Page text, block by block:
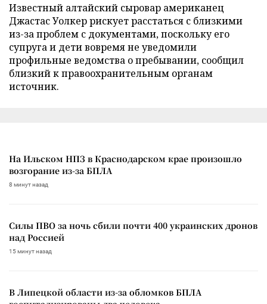
Известный алтайский сыровар американец
Джастас Уолкер рискует расстаться с близкими
из-за проблем с документами, поскольку его
супруга и дети вовремя не уведомили
профильные ведомства о пребывании, сообщил
близкий к правоохранительным органам
источник.
На Ильском НПЗ в Краснодарском крае произошло
возгорание из-за БПЛА
8 минут назад
Силы ПВО за ночь сбили почти 400 украинских дронов
над Россией
15 минут назад
В Липецкой области из-за обломков БПЛА